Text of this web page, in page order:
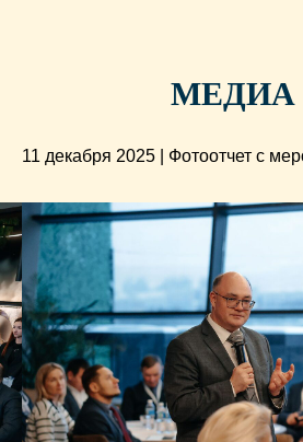
МЕДИА
11 декабря 2025 | Фотоотчет с